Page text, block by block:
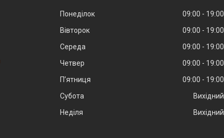
Понеділок 09:00
19:00
Вівторок
09:00
19:00
Середа
09:00
19:00
Четвер
09:00
19:00
Пʼятниця
09:00
19:00
Субота
Вихідний
Неділя
Вихідний